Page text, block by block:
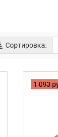
Сортировка:
1 093